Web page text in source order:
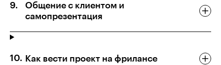
Общение с клиентом и
самопрезентация
Как вести проект на фрилансе